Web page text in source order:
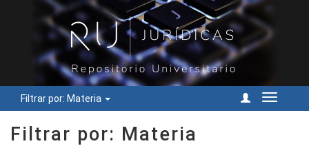
Filtrar por: Materia
Cambiar
Filtrar por: Materia